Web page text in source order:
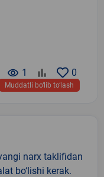
0
remove_red_eye 1
Muddatli bo‘lib to‘lash
narx taklifidan
bo‘lishi kerak.